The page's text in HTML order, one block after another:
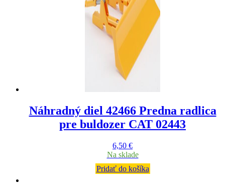
Náhradný diel 42466 Predna radlica
pre buldozer CAT 02443
6,50 €
Na sklade
Pridať do košíka